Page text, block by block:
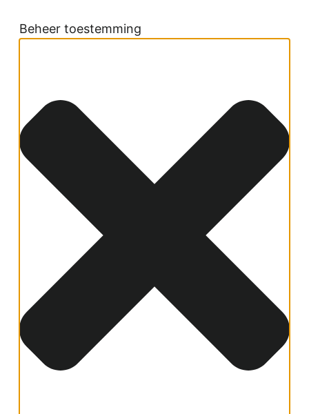
Beheer toestemming